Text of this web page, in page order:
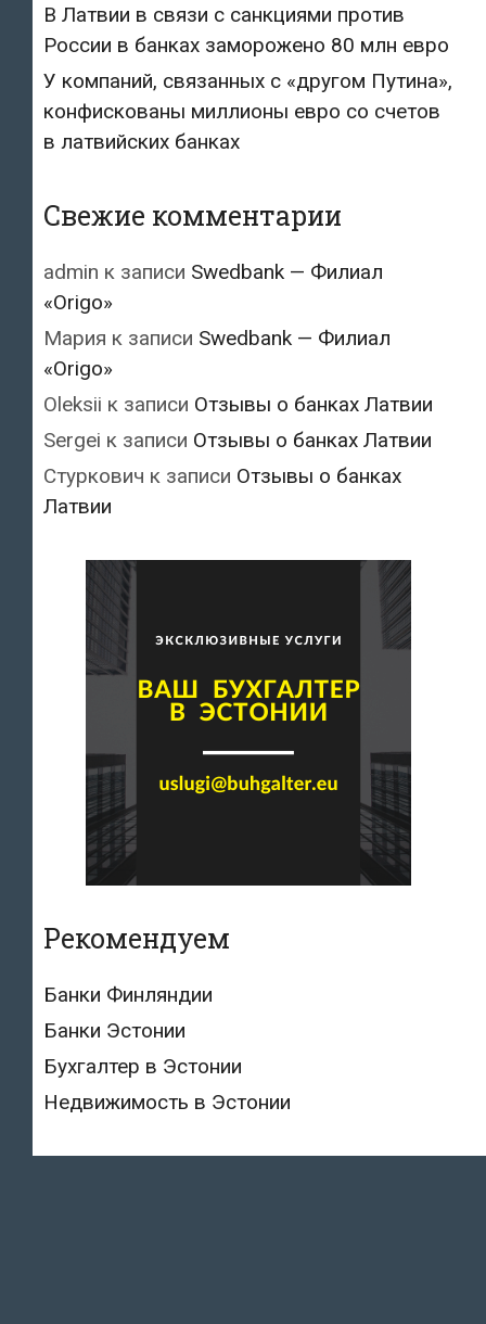
В Латвии в связи с санкциями против
России в банках заморожено 80 млн евро
У компаний, связанных с «другом Путина»,
конфискованы миллионы евро со счетов
в латвийских банках
Свежие комментарии
admin к записи Swedbank — Филиал
«Origo»
Мария к записи Swedbank — Филиал
«Origo»
Oleksii к записи Отзывы о банках Латвии
Sergei к записи Отзывы о банках Латвии
Стуркович к записи Отзывы о банках
Латвии
Рекомендуем
Банки Финляндии
Банки Эстонии
Бухгалтер в Эстонии
Недвижимость в Эстонии